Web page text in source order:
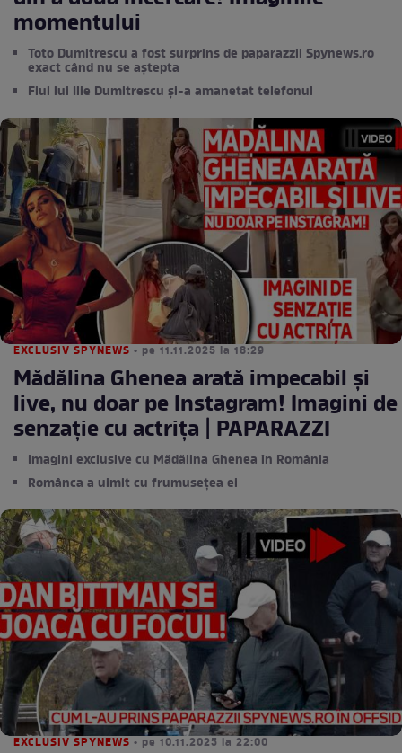
momentului
Toto Dumitrescu a fost surprins de paparazzii Spynews.ro
exact când nu se aștepta
Fiul lui Ilie Dumitrescu și-a amanetat telefonul
EXCLUSIV SPYNEWS • pe 11.11.2025 la 18:29
Mădălina Ghenea arată impecabil și
live, nu doar pe Instagram! Imagini de
senzație cu actrița | PAPARAZZI
Imagini exclusive cu Mădălina Ghenea în România
Românca a uimit cu frumusețea ei
EXCLUSIV SPYNEWS • pe 10.11.2025 la 22:00